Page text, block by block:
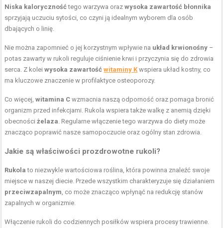
Niska kalorycznośćtego warzywa orazwysoka zawartość błonnika
sprzyjają uczuciu sytości, co czyni ją idealnym wyborem dla osób
dbających o linię.
Nie można zapomnieć o jej korzystnym wpływie na układ krwionośny –
potas zawarty w rukoli reguluje ciśnienie krwi i przyczynia się do zdrowia
serca. Z koleiwysoka zawartośćwitaminy K wspiera układ kostny, co
ma kluczowe znaczenie w profilaktyce osteoporozy.
Co więcej,witamina C wzmacnia naszą odporność oraz pomaga bronić
organizm przed infekcjami. Rukola wspiera także walkę z anemią dzięki
obecnościżelaza . Regularne włączenie tego warzywa do diety może
znacząco poprawić nasze samopoczucie oraz ogólny stan zdrowia.
Jakie są właściwości prozdrowotne rukoli?
Rukola to niezwykle wartościowa roślina, która powinna znaleźć swoje
miejsce w naszej diecie. Przede wszystkim charakteryzuje się działaniem
przeciwzapalnym , co może znacząco wpłynąć na redukcję stanów
zapalnych w organizmie.
Włączenie rukoli do codziennych posiłków wspiera procesy trawienne.